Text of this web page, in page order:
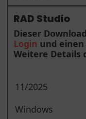
RAD Studio
Dieser
Login und
Weitere Details
11/2025
Windows